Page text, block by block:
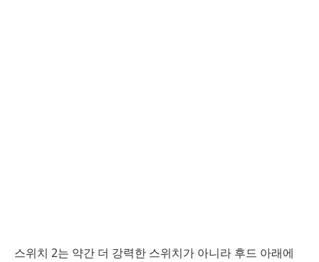
스위치 2는 약간 더 강력한 스위치가 아니라 후드 아래에